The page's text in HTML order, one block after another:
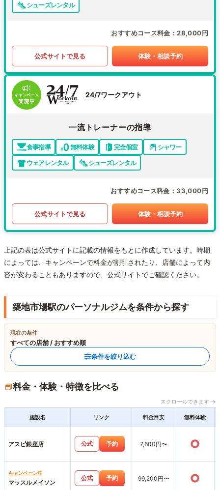
シューズレンタル
おすすめコース料金 28,000円
公式サイトで見る 体験・相談予約
24/7ワークアウト
一流トレーナーの指導
食事指導 無料体験 完全個室
シャワー
ウェアレンタル
シューズレンタル
おすすめコース料金 33,000円
公式サイトで見る 体験・相談予約
上記の表は公式サイトに記載の情報をもとに作成しています。時期
によっては、キャンペーンで料金が割引されたり、店舗によって内
容が変わることもありますので、公式サイトでご確認ください。
築地市場駅のパーソナルジムを条件から探す
現在の条件
すべての店舗 / おすすめ順
条件を絞り込む
料金・体験・特徴を比べる
スクロールできます →
施設名 リンク 料金目安 無料体験
アスピ銀座店 公式 予約 7,600円〜 ○
キャンペーン中
マッスルメイソン
公式 予約 99,200円〜 ○